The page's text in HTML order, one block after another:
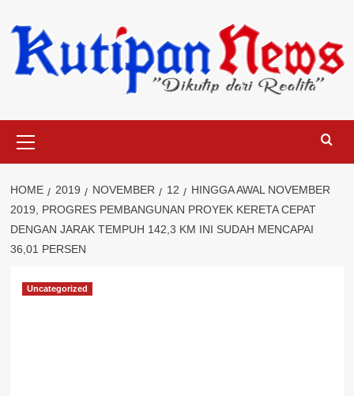
to
content
Menu
HOME 2019 NOVEMBER 12
HINGGA AWAL NOVEMBER
2019, PROGRES PEMBANGUNAN PROYEK KERETA CEPAT
DENGAN JARAK TEMPUH 142,3 KM INI SUDAH MENCAPAI
36,01 PERSEN
Uncategorized